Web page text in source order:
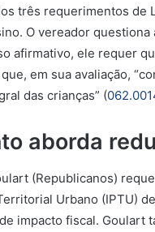
três requerimentos de
O vereador
afirmativo, ele requer
em sua avaliação,
das crianças” (
aborda
(Republicanos)
Urbano (IPTU)
impacto fiscal.